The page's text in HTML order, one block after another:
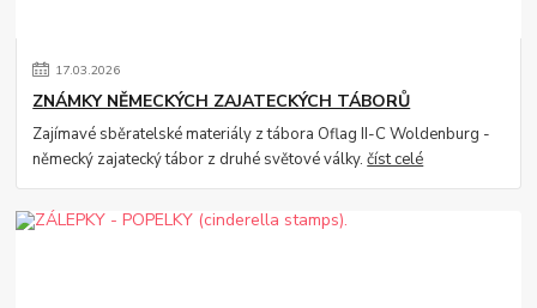
17.03.2026
ZNÁMKY NĚMECKÝCH ZAJATECKÝCH TÁBORŮ
Zajímavé sběratelské materiály z tábora Oflag II-C Woldenburg -
německý zajatecký tábor z druhé světové války.číst celé